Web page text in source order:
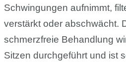
Schwingungen aufnimmt,
verstärkt oder abschwächt.
schmerzfreie Behandlung
Sitzen durchgeführt und ist